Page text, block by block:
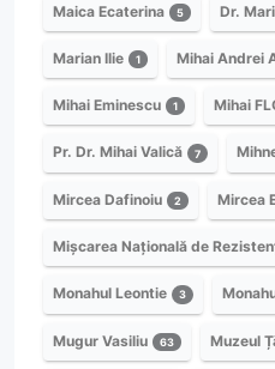
Maica Ecaterina 5 Dr.
Marian Ilie 1 Mihai Andrei
Mihai Eminescu 1 Mihai
Pr. Dr. Mihai Valică 7
Mircea Dafinoiu 2 Mircea
Mișcarea Națională de
Monahul Leontie 3
Mugur Vasiliu 63 Muzeul